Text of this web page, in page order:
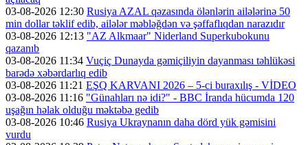
03-08-2026 12:30 Rusiya AZAL qəzasında ölənlərin ailələrinə 50
min dollar təklif edib, ailələr məbləğdən və şəffaflıqdan narazıdır
03-08-2026 12:13 "AZ Alkmaar" Niderland Superkubokunu
qazanıb
03-08-2026 11:34 Vuçiç Dunayda gəmiçiliyin dayanması təhlükəsi
barədə xəbərdarlıq edib
03-08-2026 11:21 EŞQ KARVANI 2026 – 5-ci buraxılış - VİDEO
03-08-2026 11:16 "Günahları nə idi?" - BBC İranda hücumda 120
uşağın həlak olduğu məktəbə gedib
03-08-2026 10:46 Rusiya Ukraynanın daha dörd yük gəmisini
vurdu